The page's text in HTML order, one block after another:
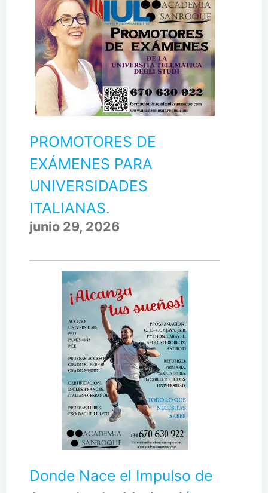
PROMOTORES DE
EXÁMENES PARA
UNIVERSIDADES
ITALIANAS.
junio 29, 2026
Donde Nace el Impulso de